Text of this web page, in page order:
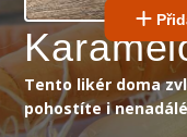
Tento likér doma
pohostíte i